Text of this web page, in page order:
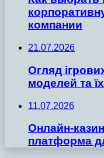
компании
21.07.2026
Огляд
моделей та
11.07.2026
Онлайн-
платформа